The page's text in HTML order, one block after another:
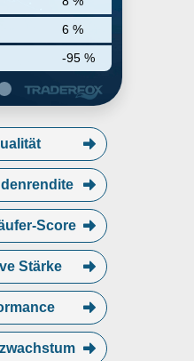
6 %
-95 %
Score
Stärke